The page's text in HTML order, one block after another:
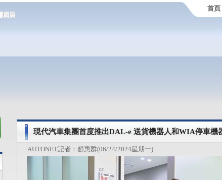
首頁
現代汽車集團首度推出DAL-e 送貨機器人和WIA停車機
AUTONET記者：趙惠群(06/24/2024星期一)